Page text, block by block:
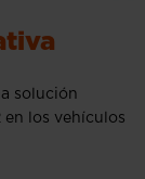
solución
en los vehículos